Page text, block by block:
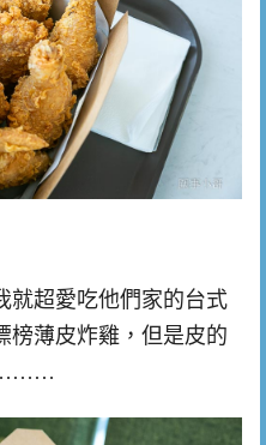
就超愛吃他們家的台式
榜薄皮炸雞，但是皮的
………